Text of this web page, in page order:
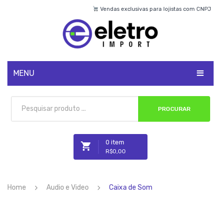
Vendas exclusivas para lojistas com CNPJ
MENU
PROCURAR
0 item
R$0,00
Nenhum produto no carrinho.
Home Audio e Video Caixa de Som